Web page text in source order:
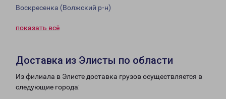
Воскресенка (Волжский р-н)
показать всё
Доставка из Элисты по области
Из филиала в Элисте доставка грузов осуществляется в
следующие города: